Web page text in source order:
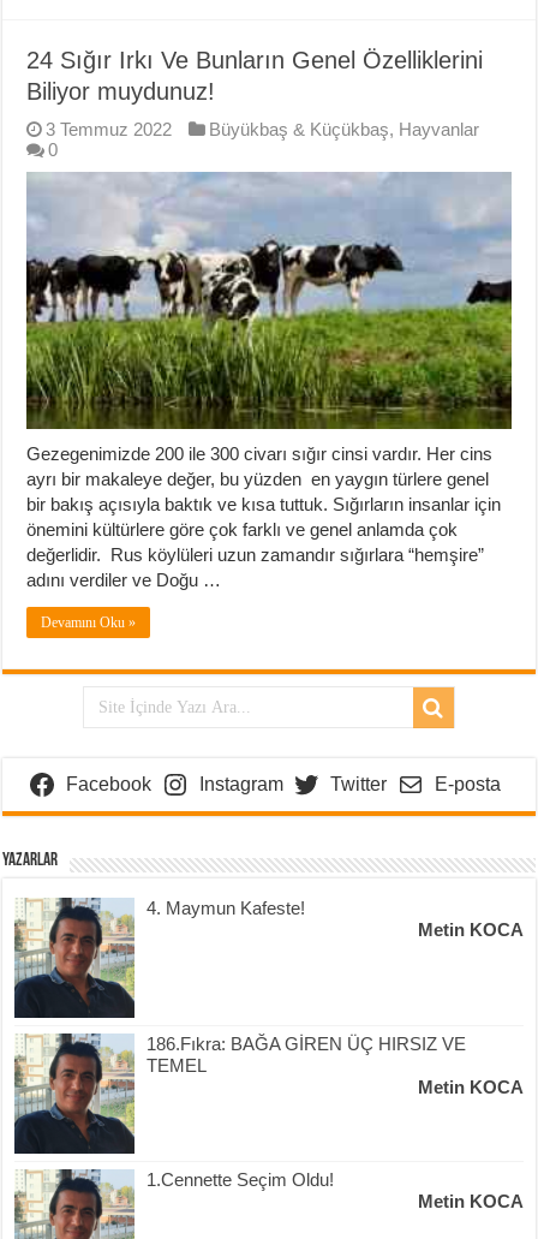
24 Sığır Irkı Ve Bunların Genel Özelliklerini
Biliyor muydunuz!
3 Temmuz 2022 Büyükbaş & Küçükbaş, Hayvanlar
0
Gezegenimizde 200 ile 300 civarı sığır cinsi vardır. Her cins
ayrı bir makaleye değer, bu yüzden en yaygın türlere genel
bir bakış açısıyla baktık ve kısa tuttuk. Sığırların insanlar için
önemini kültürlere göre çok farklı ve genel anlamda çok
değerlidir. Rus köylüleri uzun zamandır sığırlara “hemşire”
adını verdiler ve Doğu …
Devamını Oku »
Facebook Instagram Twitter E-posta
Yazarlar
4. Maymun Kafeste!
Metin KOCA
186.Fıkra: BAĞA GİREN ÜÇ HIRSIZ VE
TEMEL
Metin KOCA
1.Cennette Seçim Oldu!
Metin KOCA